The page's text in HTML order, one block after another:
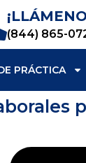
(844) 865-
PRÁCTICA